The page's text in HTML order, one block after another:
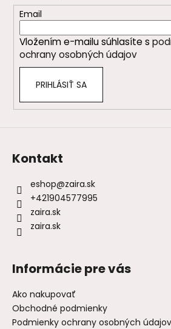
Email
Vložením e-mailu súhlasíte s
ochrany osobných údajov
PRIHLÁSIŤ SA
Kontakt
eshop@zaira.sk
+421904577995
zaira.sk
zaira.sk
Informácie pre vás
Ako nakupovať
Obchodné podmienky
Podmienky ochrany osobných údajov